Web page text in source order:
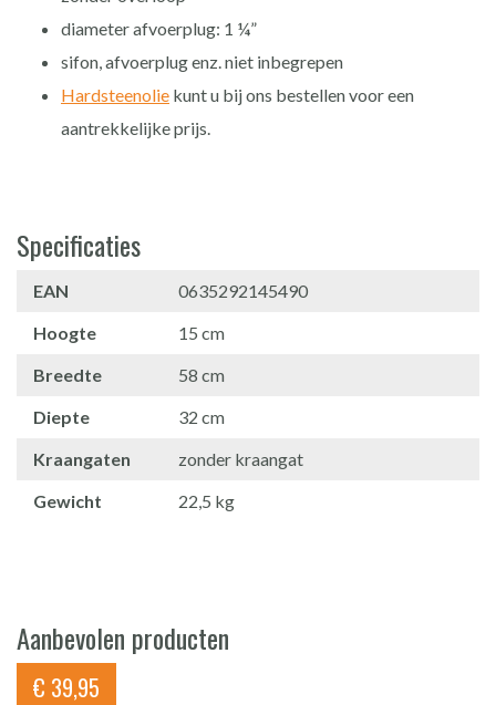
diameter afvoerplug: 1 ¼”
sifon, afvoerplug enz. niet inbegrepen
Hardsteenolie kunt u bij ons bestellen voor een
aantrekkelijke prijs.
Specificaties
EAN
0635292145490
Hoogte
15 cm
Breedte
58 cm
Diepte
32 cm
Kraangaten
zonder kraangat
Gewicht
22,5 kg
Aanbevolen producten
€ 39,95